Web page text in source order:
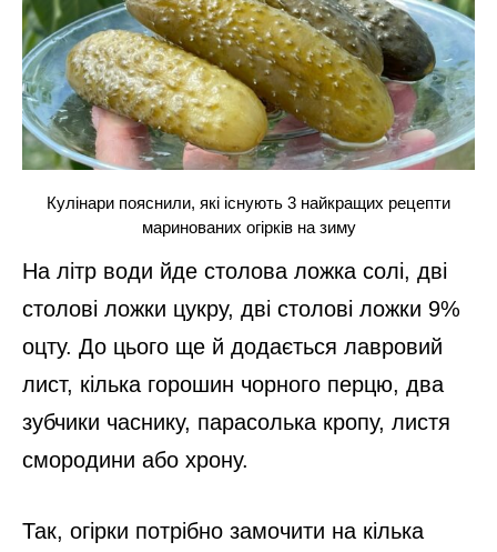
Кулінари пояснили, які існують 3 найкращих рецепти
маринованих огірків на зиму
На літр води йде столова ложка солі, дві
столові ложки цукру, дві столові ложки 9%
оцту. До цього ще й додається лавровий
лист, кілька горошин чорного перцю, два
зубчики часнику, парасолька кропу, листя
смородини або хрону.
Так, огірки потрібно замочити на кілька